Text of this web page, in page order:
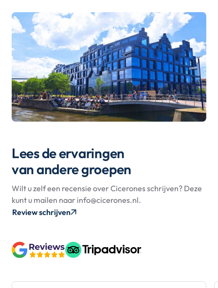
Lees de ervaringen
van andere groepen
Wilt u zelf een recensie over Cicerones schrijven? Deze
kunt u mailen naar info@cicerones.nl.
Review schrijven